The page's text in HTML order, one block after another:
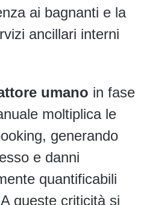
ai bagnanti e la
ancillari interni
umano in fase
moltiplica le
generando
e danni
quantificabili
queste criticità si